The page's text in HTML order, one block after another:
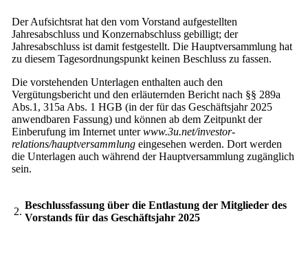
Der Aufsichtsrat hat den vom Vorstand aufgestellten
Jahresabschluss und Konzernabschluss gebilligt; der
Jahresabschluss ist damit festgestellt. Die Hauptversammlung hat
zu diesem Tagesordnungspunkt keinen Beschluss zu fassen.
Die vorstehenden Unterlagen enthalten auch den
Vergütungsbericht und den erläuternden Bericht nach §§ 289a
Abs.1, 315a Abs. 1 HGB (in der für das Geschäftsjahr 2025
anwendbaren Fassung) und können ab dem Zeitpunkt der
Einberufung im Internet unterwww.3u.net/investor-
relations/hauptversammlung eingesehen werden. Dort werden
die Unterlagen auch während der Hauptversammlung zugänglich
sein.
2.
Beschlussfassung über die Entlastung der Mitglieder des
Vorstands für das Geschäftsjahr 2025